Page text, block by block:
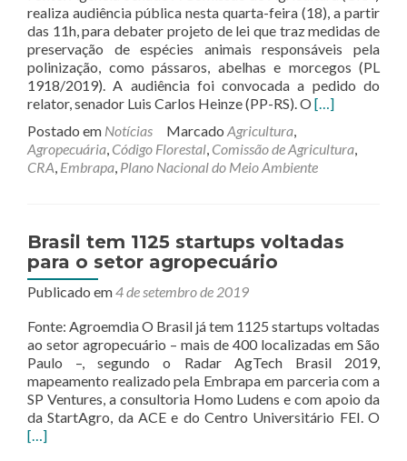
realiza audiência pública nesta quarta-feira (18), a partir
das 11h, para debater projeto de lei que traz medidas de
preservação de espécies animais responsáveis pela
polinização, como pássaros, abelhas e morcegos (PL
1918/2019). A audiência foi convocada a pedido do
relator, senador Luis Carlos Heinze (PP-RS). O Leia
debate
preservação
[…]
Postado em Notícias Marcado Agricultura,
Agropecuária, Código Florestal, Comissão de Agricultura,
CRA, Embrapa, Plano Nacional do Meio Ambiente
Brasil tem 1125 startups voltadas
para o setor agropecuário
Publicado em4 de setembro de 2019
Fonte: Agroemdia O Brasil já tem 1125 startups voltadas
ao setor agropecuário – mais de 400 localizadas em São
Paulo –, segundo o Radar AgTech Brasil 2019,
mapeamento realizado pela Embrapa em parceria com a
SP Ventures, a consultoria Homo Ludens e com apoio da
da StartAgro, da ACE e do Centro Universitário FEI. O
[…]